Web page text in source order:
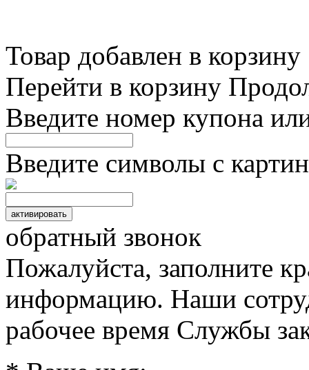
Товар добавлен в корзину
Перейти в корзину
Введите номер купона
Введите символы с
обратный звонок
Пожалуйста, заполните
информацию. Наши
рабочее время Службы